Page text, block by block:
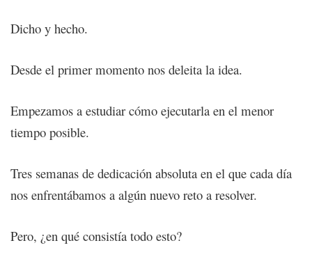
Dicho y hecho.
Desde el primer momento nos deleita la idea.
Empezamos a estudiar cómo ejecutarla en el menor
tiempo posible.
Tres semanas de dedicación absoluta en el que cada día
nos enfrentábamos a algún nuevo reto a resolver.
Pero, ¿en qué consistía todo esto?